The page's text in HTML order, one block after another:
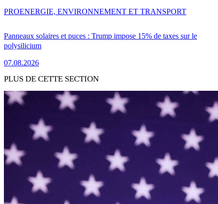
Panneaux solaires et puces : Trump impose 15% de taxes sur le
polysilicium
07.08.2026
PROENERGIE, ENVIRONNEMENT ET TRANSPORT
PLUS DE CETTE SECTION